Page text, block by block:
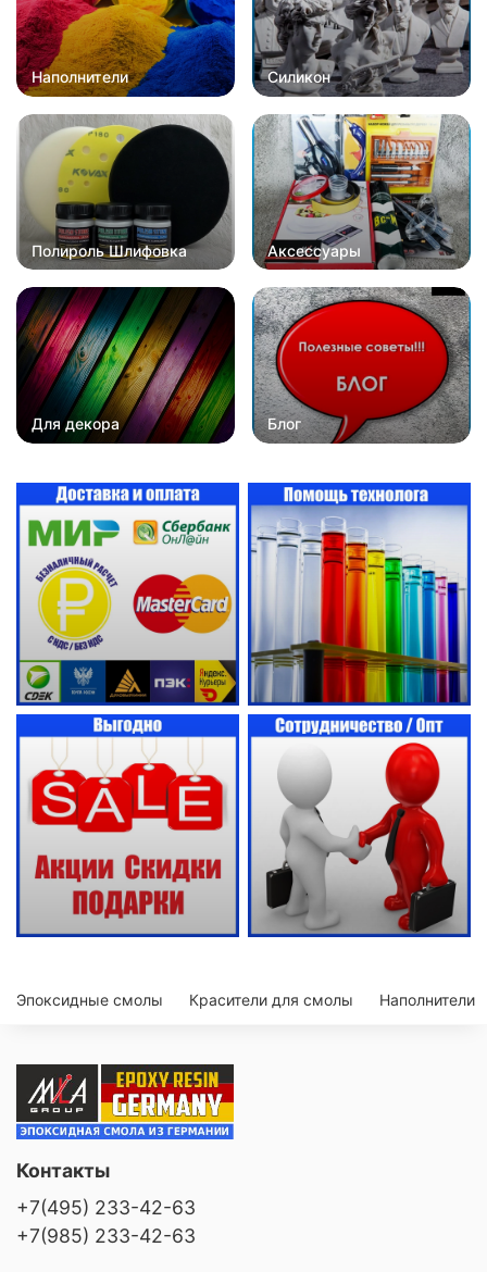
Наполнители Силикон
Полироль Шлифовка Аксессуары
Для декора Блог
Эпоксидные смолы Красители для смолы Наполнители
Контакты
+7(495) 233-42-63
+7(985) 233-42-63